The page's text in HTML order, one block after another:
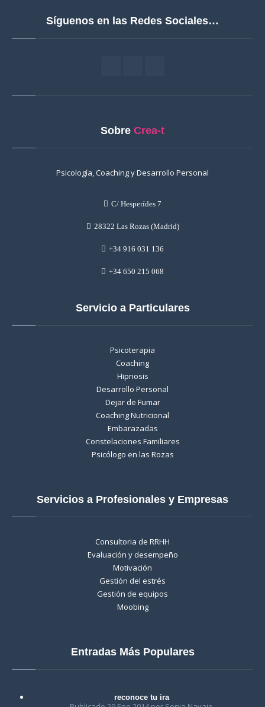
Síguenos en las Redes Sociales…
Sobre Crea-t
Psicología, Coaching y Desarrollo Personal
C/ Hesperídes 7
28322 Las Rozas (Madrid)
+34 916 031 136
+34 650 215 068
Servicio a Particulares
Psicoterapia
Coaching
Hipnosis
Desarrollo Personal
Dejar de Fumar
Coaching Nutricional
Embarazadas
Constelaciones Familiares
Psicólogo en las Rozas
Servicios a Profesionales y Empresas
Consultoria de RRHH
Evaluación y desempeño
Motivación
Gestión del estrés
Gestión de equipos
Moobing
Entradas Más Populares
reconoce tu ira